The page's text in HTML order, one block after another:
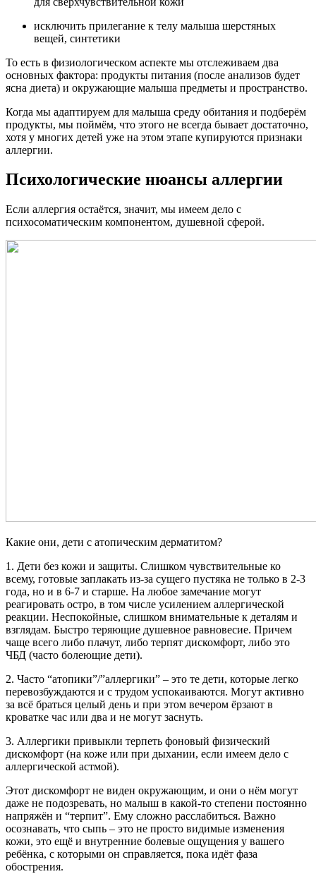
исключить прилегание к телу малыша шерстяных
вещей, синтетики
То есть в физиологическом аспекте мы отслеживаем два
основных фактора: продукты питания (после анализов будет
ясна диета) и окружающие малыша предметы и пространство.
Когда мы адаптируем для малыша среду обитания и подберём
продукты, мы поймём, что этого не всегда бывает достаточно,
хотя у многих детей уже на этом этапе купируются признаки
аллергии.
Психологические нюансы аллергии
Если аллергия остаётся, значит, мы имеем дело с
психосоматическим компонентом, душевной сферой.
Какие они, дети с атопическим дерматитом?
1. Дети без кожи и защиты. Слишком чувствительные ко
всему, готовые заплакать из-за сущего пустяка не только в 2-3
года, но и в 6-7 и старше. На любое замечание могут
реагировать остро, в том числе усилением аллергической
реакции. Неспокойные, слишком внимательные к деталям и
взглядам. Быстро теряющие душевное равновесие. Причем
чаще всего либо плачут, либо терпят дискомфорт, либо это
ЧБД (часто болеющие дети).
2. Часто “атопики”/”аллергики” – это те дети, которые легко
перевозбуждаются и с трудом успокаиваются. Могут активно
за всё браться целый день и при этом вечером ёрзают в
кроватке час или два и не могут заснуть.
3. Аллергики привыкли терпеть фоновый физический
дискомфорт (на коже или при дыхании, если имеем дело с
аллергической астмой).
Этот дискомфорт не виден окружающим, и они о нём могут
даже не подозревать, но малыш в какой-то степени постоянно
напряжён и “терпит”. Ему сложно расслабиться. Важно
осознавать, что сыпь – это не просто видимые изменения
кожи, это ещё и внутренние болевые ощущения у вашего
ребёнка, с которыми он справляется, пока идёт фаза
обострения.